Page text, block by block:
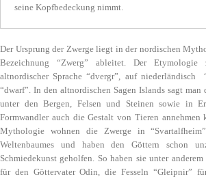
seine Kopfbedeckung nimmt.
Der Ursprung der Zwerge liegt in der nordischen
Bezeichnung “Zwerg” ableitet. Der
altnordischer Sprache “dvergr”, auf niederländisch
“dwarf”. In den altnordischen Sagen Islands sagt man
unter den Bergen, Felsen und Steinen sowie in
Formwandler auch die Gestalt von Tieren annehmen
Mythologie wohnen die Zwerge in
Weltenbaumes und haben den Göttern schon
Schmiedekunst geholfen. So haben sie unter
für den Göttervater Odin, die Fesseln “Gleipnir”